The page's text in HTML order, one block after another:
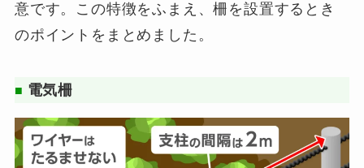
意です。この特徴をふまえ、柵を設置するとき
のポイントをまとめました。
■ 電気柵